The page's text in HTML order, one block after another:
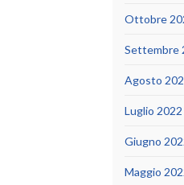
Ottobre
Settembre
Agosto
Luglio 2022
Giugno
Maggio